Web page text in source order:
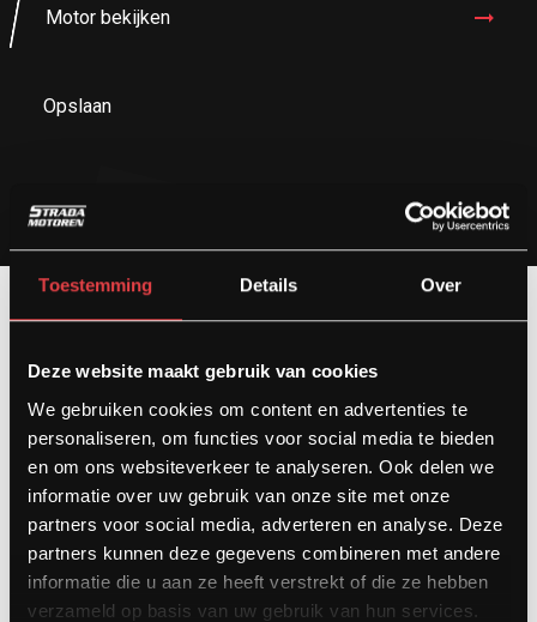
Toestemming Details Over
Deze website maakt gebruik van cookies
We gebruiken cookies om content en advertenties te
personaliseren, om functies voor social media te bieden
en om ons websiteverkeer te analyseren. Ook delen we
informatie over uw gebruik van onze site met onze
partners voor social media, adverteren en analyse. Deze
partners kunnen deze gegevens combineren met andere
informatie die u aan ze heeft verstrekt of die ze hebben
verzameld op basis van uw gebruik van hun services.
Motor bekijken
Opslaan
Contact
Kardinaal van Rossumstraat 44-A
5104 HN Dongen
info@stradamotoren.nl
0162 782532
Whatsapp